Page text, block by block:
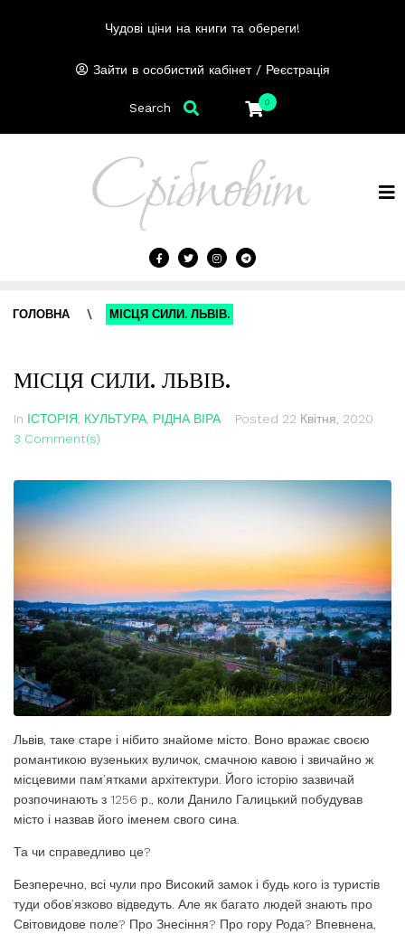
Чудові ціни на книги та обереги!
Зайти в особистий кабінет / Реєстрація
0
Search
ГОЛОВНА \ МІСЦЯ СИЛИ. ЛЬВІВ.
МІСЦЯ СИЛИ. ЛЬВІВ.
In ІСТОРІЯ КУЛЬТУРА РІДНА ВІРА Posted 22 Квітня, 2020
3 Comment(s)
Львів, таке старе і нібито знайоме місто. Воно вражає своєю
романтикою вузеньких вуличок, смачною кавою і звичайно ж
місцевими пам’ятками архітектури. Його історію зазвичай
розпочинають з 1256 р., коли Данило Галицький побудував
місто і назвав його іменем свого сина.
Та чи справедливо це?
Безперечно, всі чули про Високий замок і будь кого із туристів
туди обов’язково відведуть. Але як багато людей знають про
Світовидове поле? Про Знесіння? Про гору Рода? Впевнена,